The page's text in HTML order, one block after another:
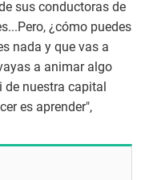
sus conductoras de
¿cómo puedes
nada y que vas a
a animar algo
de nuestra capital
es aprender",